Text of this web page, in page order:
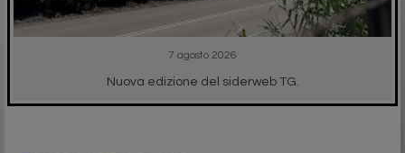
7 agosto 2026
Nuova edizione del siderweb TG.